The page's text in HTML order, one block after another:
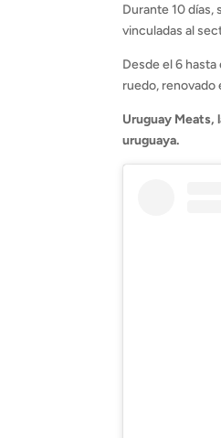
Durante 10 días,
vinculadas al
Desde el 6
ruedo, renovado
Uruguay Meats,
uruguaya.